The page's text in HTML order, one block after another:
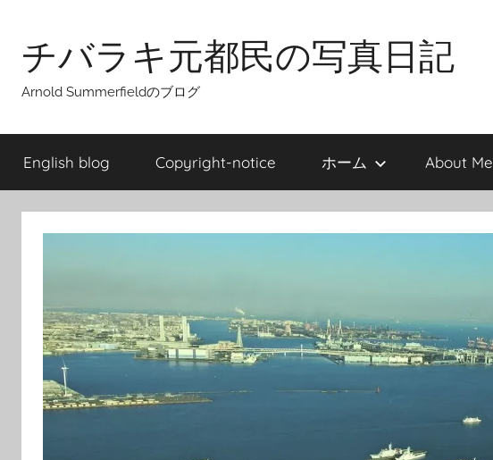
contentチバラキ元都民の写真日記
Arnold Summerfieldのブログ
English blog Copyright-notice ホーム About Me